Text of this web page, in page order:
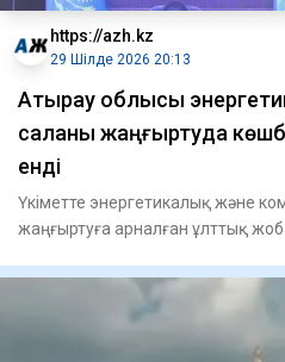
https://azh.kz
29 Шілде 2026 20:13
​Атырау облысы
саланы жаңғыртуда
енді
Үкіметте энергетикалық және
жаңғыртуға арналған ұлттық